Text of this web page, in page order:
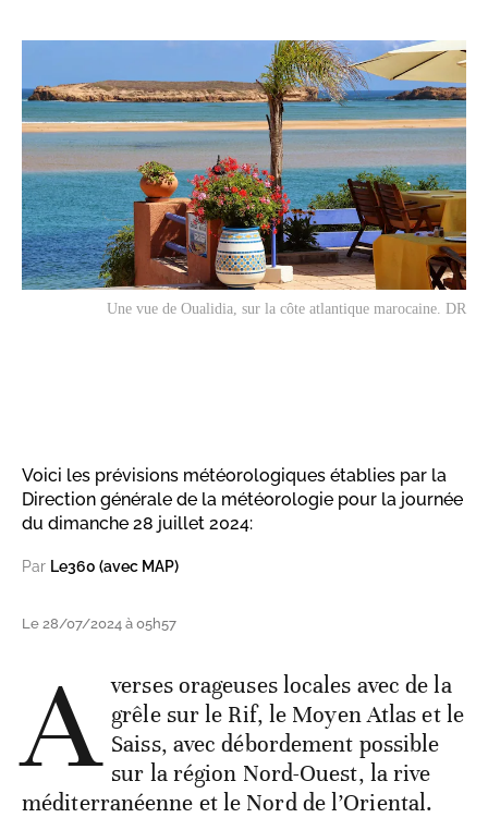
Une vue de Oualidia, sur la côte atlantique marocaine. DR
Voici les prévisions météorologiques établies par la
Direction générale de la météorologie pour la journée
du dimanche 28 juillet 2024:
Par Le360 (avec MAP)
Le 28/07/2024 à 05h57
A verses orageuses locales avec de la
grêle sur le Rif, le Moyen Atlas et le
Saiss, avec débordement possible
sur la région Nord-Ouest, la rive
méditerranéenne et le Nord de l’Oriental.